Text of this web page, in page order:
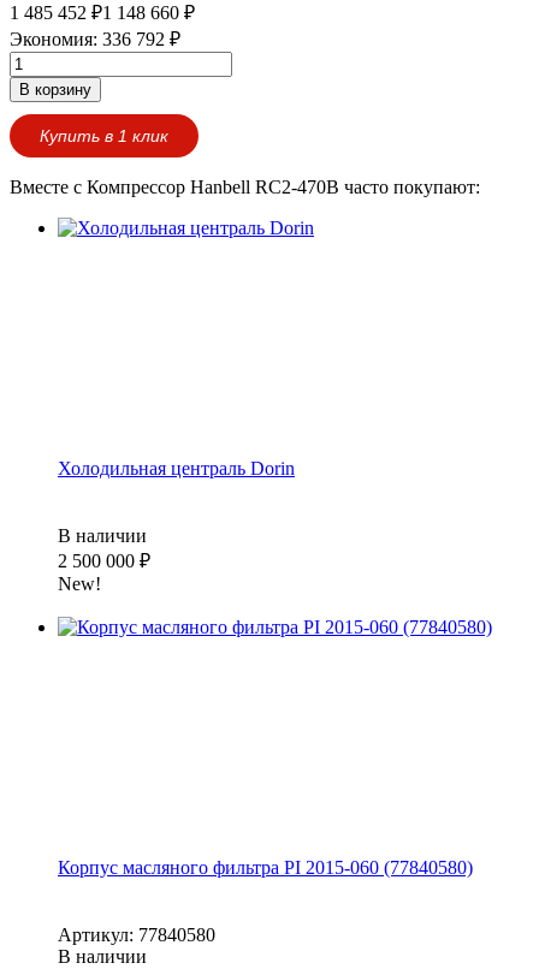
1 485 452 ₽1 148 660 ₽
Экономия: 336 792 ₽
В корзину
Купить в 1 клик
Вместе с Компрессор Hanbell RC2-470B часто покупают:
Холодильная централь Dorin
В наличии
2 500 000 ₽
New!
Корпус масляного фильтра PI 2015-060 (77840580)
Артикул: 77840580
В наличии